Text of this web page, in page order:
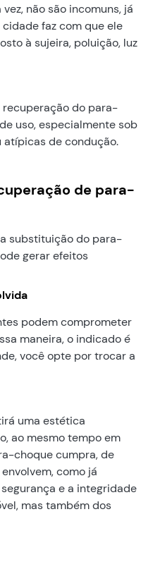
não são incomuns, já
faz com que ele
à sujeira, poluição, luz
recuperação do para-
uso, especialmente sob
de condução.
de para-
substituição do para-
gerar efeitos
podem comprometer
maneira, o indicado é
você opte por trocar a
uma estética
ao mesmo tempo em
choque cumpra, de
como já
e a integridade
mas também dos